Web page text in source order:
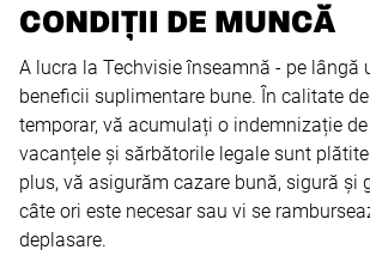
CONDIȚII DE MUNCĂ
A lucra la Techvisie înseamnă - pe lângă
beneficii suplimentare bune. În calitate
temporar, vă acumulați o indemnizație
vacanțele și sărbătorile legale sunt
plus, vă asigurăm cazare bună, sigură și
câte ori este necesar sau vi se
deplasare.